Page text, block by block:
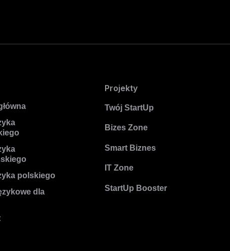
polskiego
dla
Projekty
Twój StartUp
Bizes Zone
Smart Biznes
IT Zone
StartUp Booster